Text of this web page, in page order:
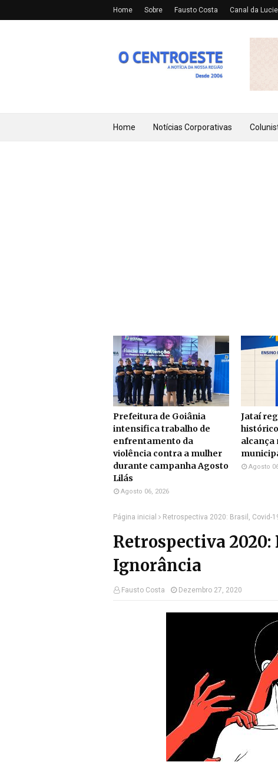
Home Sobre Fausto Costa Canal da
Home Notícias Corporativas
Prefeitura de Goiânia
intensifica trabalho de
enfrentamento da
violência contra a mulher
durante campanha Agosto
Lilás
Agosto 06, 2026
Jataí
alcança
Agosto
Página inicial Retrospectiva 2020: Brasil, Covid-
Retrospectiva 2020:
Ignorância
Fausto Costa Dezembro 27, 2020